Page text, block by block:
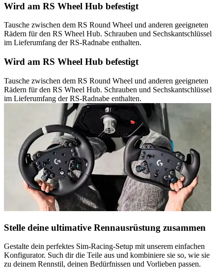
Wird am RS Wheel Hub befestigt
Tausche zwischen dem RS Round Wheel und anderen geeigneten
Rädern für den RS Wheel Hub. Schrauben und Sechskantschlüssel
im Lieferumfang der RS-Radnabe enthalten.
Wird am RS Wheel Hub befestigt
Tausche zwischen dem RS Round Wheel und anderen geeigneten
Rädern für den RS Wheel Hub. Schrauben und Sechskantschlüssel
im Lieferumfang der RS-Radnabe enthalten.
Stelle deine ultimative Rennausrüstung zusammen
Gestalte dein perfektes Sim-Racing-Setup mit unserem einfachen
Konfigurator. Such dir die Teile aus und kombiniere sie so, wie sie
zu deinem Rennstil, deinen Bedürfnissen und Vorlieben passen.